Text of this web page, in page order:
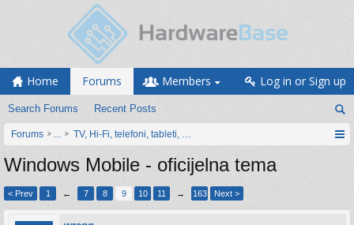
Home Forums
Search Forums Recent Posts
Members Log in or Sign up
Forums ... TV, Hi-Fi, telefoni, tableti, satovi, IoT oprema
Windows Mobile - oficijelna tema
< Prev 1 ← 7 8 9 10 11 → 163 Next >